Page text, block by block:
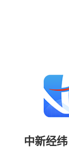
中新经纬